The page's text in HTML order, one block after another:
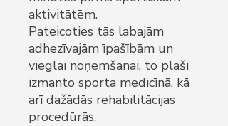
aktivitātēm.
Pateicoties tās labajām
adhezīvajām īpašībām un
vieglai noņemšanai, to plaši
izmanto sporta medicīnā, kā
arī dažādās rehabilitācijas
procedūrās.